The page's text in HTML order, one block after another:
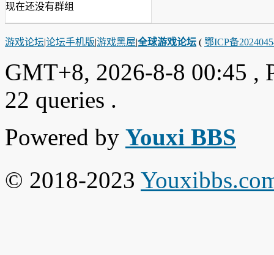
现在还没有群组
游戏论坛|论坛手机版|游戏黑屋|全球游戏论坛 ( 鄂ICP备
GMT+8, 2026-8-8 00:45 ,
22 queries .
Powered by Youxi BBS
© 2018-2023